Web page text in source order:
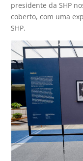
presidente da SHP
coberto, com uma
SHP.